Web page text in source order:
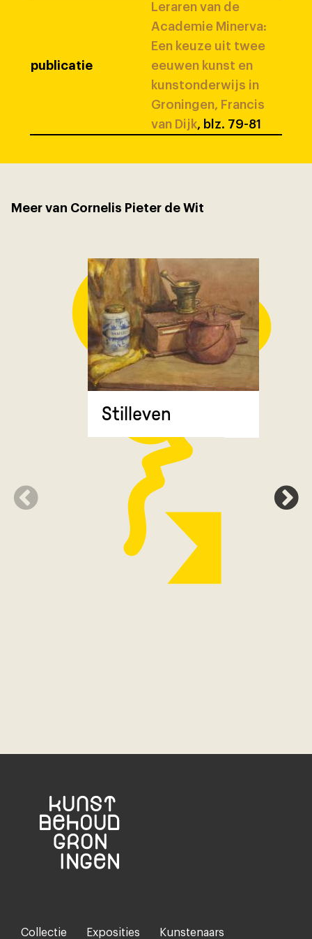
publicatie
Leraren van de
Academie Minerva:
Een keuze uit twee
eeuwen kunst en
kunstonderwijs in
Groningen, Francis
van Dijk, blz. 79-81
Meer van Cornelis Pieter de Wit
Stilleven
Footer-
Collectie Exposities Kunstenaars